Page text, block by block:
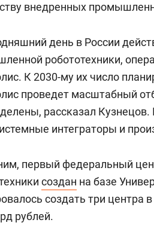
внедренных
день в России
робототехники,
К 2030-му их число
проведет масштабный
рассказал
интеграторы и
первый федеральный
создан на базе
создать три центра
рублей.